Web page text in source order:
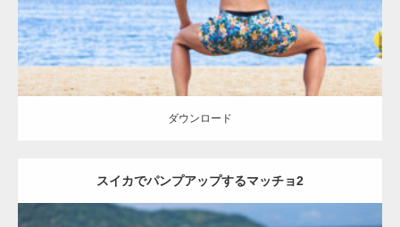
ダウンロード
スイカでパンプアップするマッチョ2